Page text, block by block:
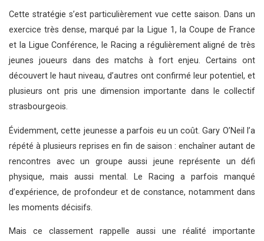
Cette stratégie s’est particulièrement vue cette saison. Dans un
exercice très dense, marqué par la Ligue 1, la Coupe de France
et la Ligue Conférence, le Racing a régulièrement aligné de très
jeunes joueurs dans des matchs à fort enjeu. Certains ont
découvert le haut niveau, d’autres ont confirmé leur potentiel, et
plusieurs ont pris une dimension importante dans le collectif
strasbourgeois.
Évidemment, cette jeunesse a parfois eu un coût. Gary O’Neil l’a
répété à plusieurs reprises en fin de saison : enchaîner autant de
rencontres avec un groupe aussi jeune représente un défi
physique, mais aussi mental. Le Racing a parfois manqué
d’expérience, de profondeur et de constance, notamment dans
les moments décisifs.
Mais ce classement rappelle aussi une réalité importante